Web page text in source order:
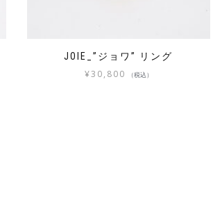
JOIE_”ジョワ” リング
¥30,800 （税込）